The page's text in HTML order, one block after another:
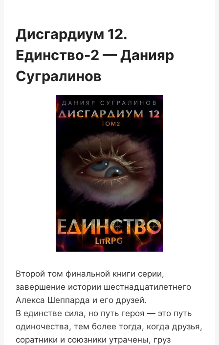
Дисгардиум 12.
Единство-2 — Данияр
Сугралинов
Второй том финальной книги серии,
завершение истории шестнадцатилетнего
Алекса Шеппарда и его друзей.
В единстве сила, но путь героя — это путь
одиночества, тем более тогда, когда друзья,
соратники и союзники утрачены, груз